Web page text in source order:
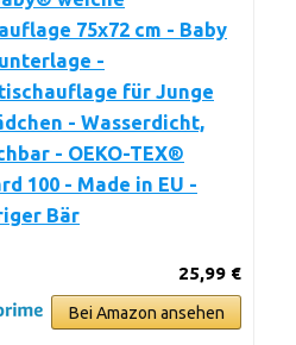
75x72 cm - Baby
-
für Junge
- Wasserdicht,
- OEKO-TEX®
100 - Made in EU -
Bär
25,99 €
Bei Amazon ansehen